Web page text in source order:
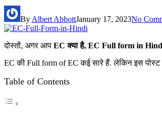
By Albert AbbottJanuary 17, 2023No
दोस्तों, अगर आप EC क्या है, EC Full form in
EC की Full form of EC कई सारे हैं. लेकिन इस
Table of Contents